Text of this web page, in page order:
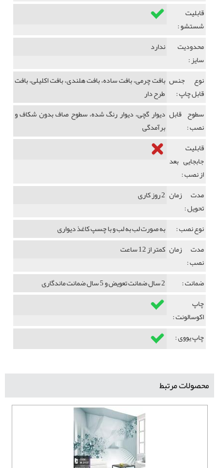
قابلیت
شستشو :
محدودیت
سایز :
ندارد
نوع جنس
قابل چاپ :
بافت چرمی، بافت ساده، بافت هلندی، بافت اکلیلی، بافت
طرح دار
سطوح قابل
نصب :
دیوار گچی، دیوار رنگ شده، سطوح صاف بدون شکاف و
برآمدگی
قابلیت
جابجایی بعد
از نصب :
مدت زمان
تحویل :
2 روز کاری
نوع نصب :
به صورت لب به لب و با چسپ کاغذ دیواری
مدت زمان
نصب :
کمتر از 12 ساعت
ضمانت :
2 سال ضمانت تعویض و 5 سال ضمانت ماندگاری
چاپ
اکوسالونت :
چاپ یووی :
محصولات مرتبط